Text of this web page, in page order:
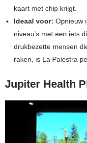
kaart met chip krijgt.
Ideaal voor: Opnieuw
niveau’s met een iets
drukbezette mensen
raken, is La Palestra
Jupiter Health